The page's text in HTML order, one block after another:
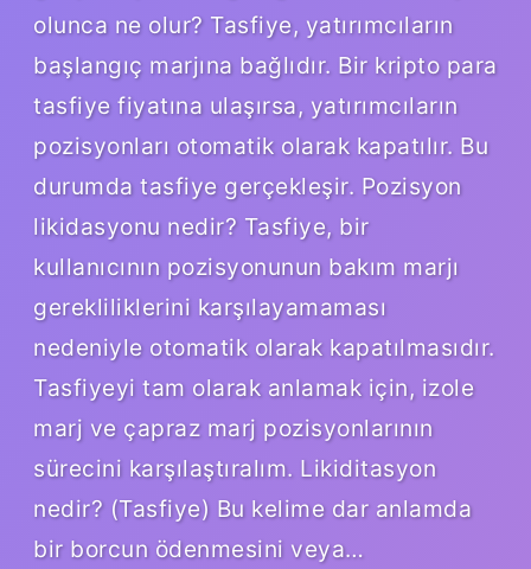
olunca ne olur? Tasfiye, yatırımcıların
başlangıç ​​marjına bağlıdır. Bir kripto para
tasfiye fiyatına ulaşırsa, yatırımcıların
pozisyonları otomatik olarak kapatılır. Bu
durumda tasfiye gerçekleşir. Pozisyon
likidasyonu nedir? Tasfiye, bir
kullanıcının pozisyonunun bakım marjı
gerekliliklerini karşılayamaması
nedeniyle otomatik olarak kapatılmasıdır.
Tasfiyeyi tam olarak anlamak için, izole
marj ve çapraz marj pozisyonlarının
sürecini karşılaştıralım. Likiditasyon
nedir? (Tasfiye) Bu kelime dar anlamda
bir borcun ödenmesini veya…